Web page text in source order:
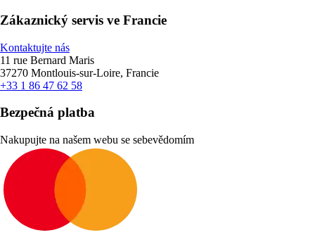
Zákaznický servis ve Francie
Kontaktujte nás
11 rue Bernard Maris
37270 Montlouis-sur-Loire, Francie
+33 1 86 47 62 58
Bezpečná platba
Nakupujte na našem webu se sebevědomím